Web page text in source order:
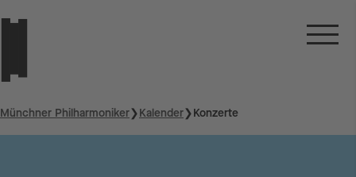
Münchner Philharmoniker❯Kalender❯Konzerte